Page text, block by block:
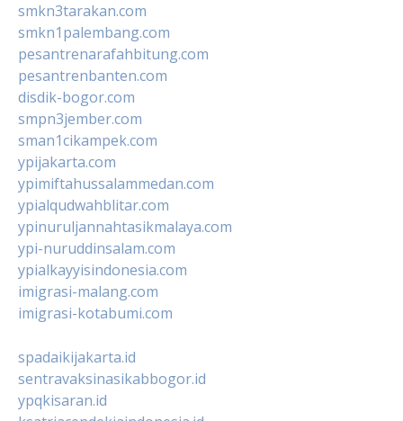
smkn3tarakan.com
smkn1palembang.com
pesantrenarafahbitung.com
pesantrenbanten.com
disdik-bogor.com
smpn3jember.com
sman1cikampek.com
ypijakarta.com
ypimiftahussalammedan.com
ypialqudwahblitar.com
ypinuruljannahtasikmalaya.com
ypi-nuruddinsalam.com
ypialkayyisindonesia.com
imigrasi-malang.com
imigrasi-kotabumi.com
spadaikijakarta.id
sentravaksinasikabbogor.id
ypqkisaran.id